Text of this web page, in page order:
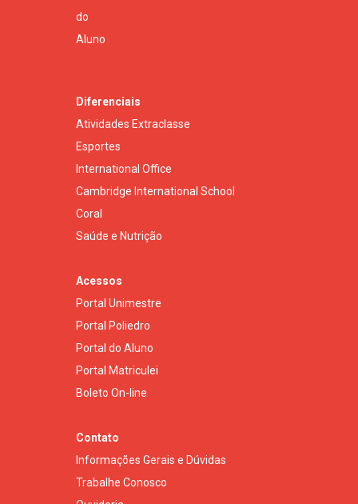
do
Aluno
Diferenciais
Atividades Extraclasse
Esportes
International Office
Cambridge International School
Coral
Saúde e Nutrição
Acessos
Portal Unimestre
Portal Poliedro
Portal do Aluno
Portal Matriculei
Boleto On-line
Contato
Informações Gerais e Dúvidas
Trabalhe Conosco